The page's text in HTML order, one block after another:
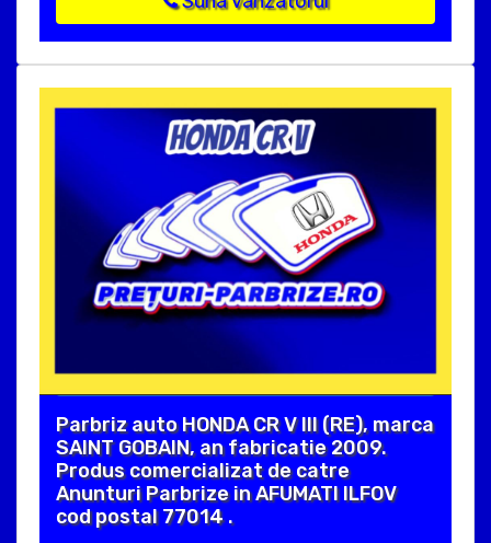
Parbriz auto HONDA CR V III (RE), marca
SAINT GOBAIN, an fabricatie 2009.
Produs comercializat de catre
Anunturi Parbrize in AFUMATI ILFOV
cod postal 77014 .